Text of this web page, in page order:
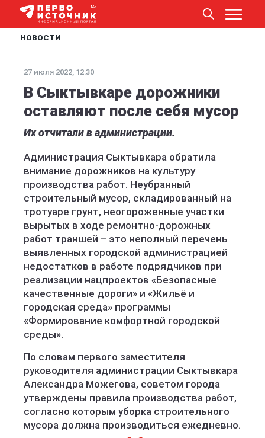
НОВОСТИ
27 июля 2022, 12:30
В Сыктывкаре дорожники
оставляют после себя мусор
Их отчитали в администрации.
Администрация Сыктывкара обратила
внимание дорожников на культуру
производства работ. Неубранный
строительный мусор, складированный на
тротуаре грунт, неогороженные участки
вырытых в ходе ремонтно-дорожных
работ траншей – это неполный перечень
выявленных городской администрацией
недостатков в работе подрядчиков при
реализации нацпроектов «Безопасные
качественные дороги» и «Жильё и
городская среда» программы
«Формирование комфортной​ городской
среды».
По словам первого заместителя
руководителя администрации Сыктывкара
Александра Можегова, советом города
утверждены правила производства работ,
согласно которым уборка строительного
мусора должна производиться ежедневно.